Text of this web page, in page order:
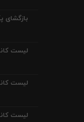
بازگشای
لیست
لیست
لیست